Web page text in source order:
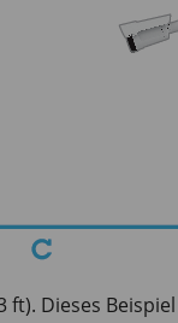
ft). Dieses